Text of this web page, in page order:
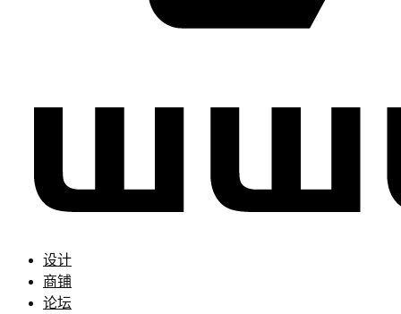
设计
商铺
论坛